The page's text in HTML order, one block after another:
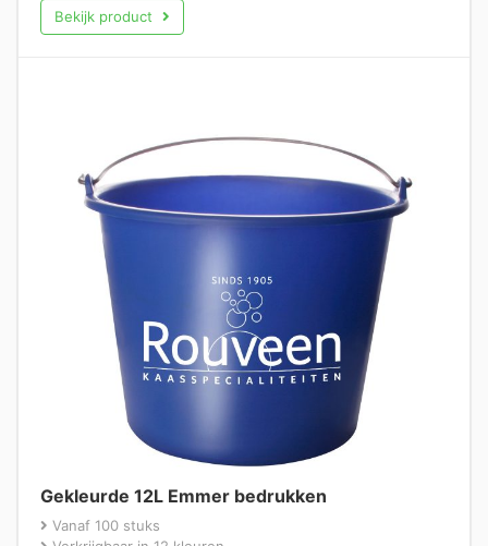
Bekijk product
Gekleurde 12L Emmer bedrukken
Vanaf 100 stuks